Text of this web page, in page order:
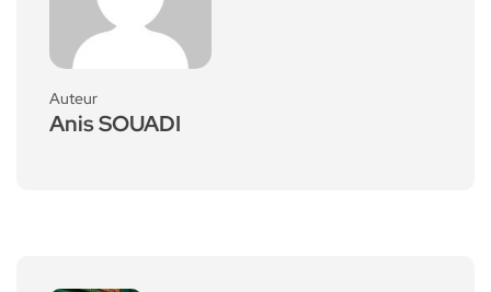
Auteur
Anis SOUADI